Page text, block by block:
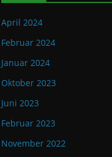
April 2024
Februar 2024
Januar 2024
Oktober 2023
Juni 2023
Februar 2023
November 2022